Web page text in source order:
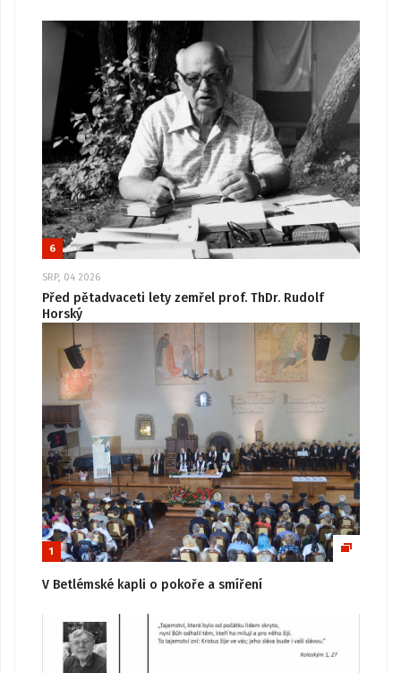
6
SRP, 04 2026
Před pětadvaceti lety zemřel prof. ThDr. Rudolf
Horský
1
V Betlémské kapli o pokoře a smíření